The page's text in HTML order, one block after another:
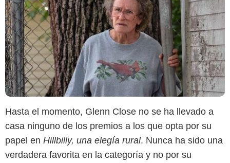
Hasta el momento, Glenn Close no se ha llevado a
casa ninguno de los premios a los que opta por su
papel en Hillbilly, una elegía rural. Nunca ha sido una
verdadera favorita en la categoría y no por su